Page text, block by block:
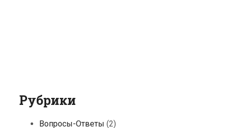
Рубрики
Вопросы-Ответы (2)